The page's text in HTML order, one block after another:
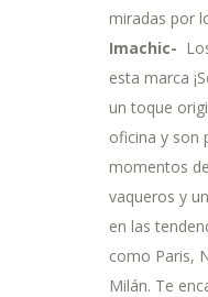
miradas por
Imachic-
esta marca
un toque
oficina y son
momentos
vaqueros y
en las
como Paris,
Milán. Te